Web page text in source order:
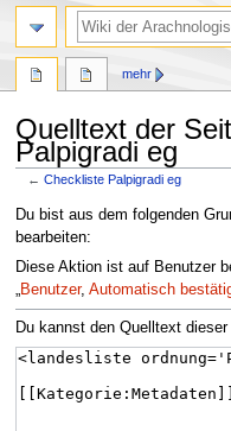
Quelltext der
Palpigradi eg
←Checkliste Palpigradi eg
Zur
Navigation
springen
Zur
Suche
springen
Du bist aus dem folgenden
bearbeiten:
Diese Aktion ist auf Benutzer
„Benutzer, Automatisch
Du kannst den Quelltext
mehr